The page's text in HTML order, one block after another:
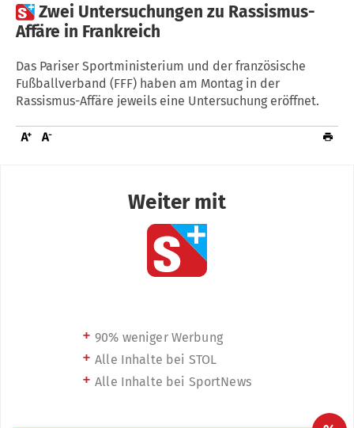
Zwei Untersuchungen zu Rassismus-
Affäre in Frankreich
Das Pariser Sportministerium und der französische
Fußballverband (FFF) haben am Montag in der
Rassismus-Affäre jeweils eine Untersuchung eröffnet.